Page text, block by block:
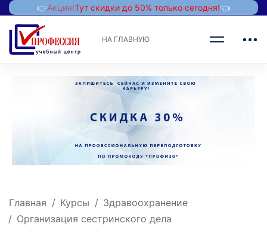
👉Акция!Тут скидки до 50% только сегодня!👈
НА ГЛАВНУЮ
Главная Курсы
Здравоохранение
Организация сестринского дела